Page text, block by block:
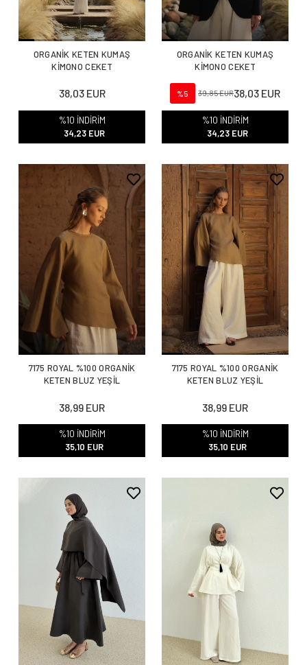
ORGANİK KETEN KUMAŞ
KİMONO CEKET
38,03 EUR
%10 İNDİRİM
34,23 EUR
ORGANİK KETEN KUMAŞ
KİMONO CEKET
%5 39,85 EUR38,03 EUR
%10 İNDİRİM
34,23 EUR
7175 ROYAL %100 ORGANİK
KETEN BLUZ YEŞİL
38,99 EUR
%10 İNDİRİM
35,10 EUR
7175 ROYAL %100 ORGANİK
KETEN BLUZ YEŞİL
38,99 EUR
%10 İNDİRİM
35,10 EUR